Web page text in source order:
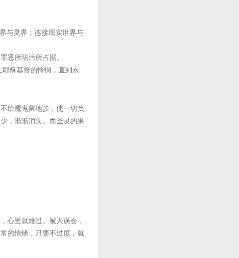
与灵界；连接现实世界与
恶所玷污所占据。
稣基督的怜悯，直到永
给魔鬼留地步，使一切负
，渐渐消失。而圣灵的果
心里就难过。被人误会，
的情绪，只要不过度，就